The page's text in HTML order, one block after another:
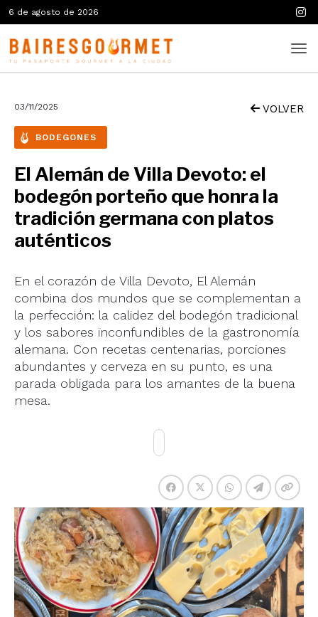
6 de agosto de 2026
03/11/2025 VOLVER
BODEGONES
El Alemán de Villa Devoto: el
bodegón porteño que honra la
tradición germana con platos
auténticos
En el corazón de Villa Devoto, El Alemán
combina dos mundos que se complementan a
la perfección: la calidez del bodegón tradicional
y los sabores inconfundibles de la gastronomía
alemana. Con recetas centenarias, porciones
abundantes y cerveza en su punto, es una
parada obligada para los amantes de la buena
mesa.